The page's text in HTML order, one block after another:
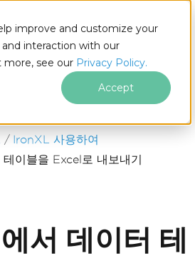
improve and customize your
interaction with our
more, see our Privacy Policy.
Accept
IronXL 사용하여
이블을 Excel로 내보내기
서 데이터 테